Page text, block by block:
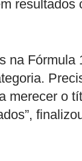
resultados
na Fórmula
merecer o